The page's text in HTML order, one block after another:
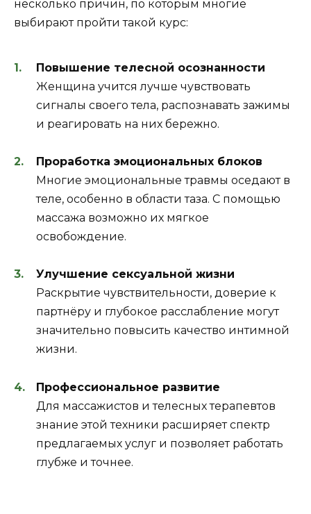
несколько причин, по которым многие
выбирают пройти такой курс:
Повышение телесной осознанности
Женщина учится лучше чувствовать
сигналы своего тела, распознавать зажимы
и реагировать на них бережно.
Проработка эмоциональных блоков
Многие эмоциональные травмы оседают в
теле, особенно в области таза. С помощью
массажа возможно их мягкое
освобождение.
Улучшение сексуальной жизни
Раскрытие чувствительности, доверие к
партнёру и глубокое расслабление могут
значительно повысить качество интимной
жизни.
Профессиональное развитие
Для массажистов и телесных терапевтов
знание этой техники расширяет спектр
предлагаемых услуг и позволяет работать
глубже и точнее.